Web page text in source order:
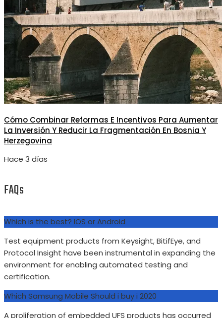
Cómo Combinar Reformas E Incentivos Para Aumentar
La Inversión Y Reducir La Fragmentación En Bosnia Y
Herzegovina
Hace 3 días
FAQs
Which is the best? IOS or Android
Test equipment products from Keysight, BitifEye, and
Protocol Insight have been instrumental in expanding the
environment for enabling automated testing and
certification.
Which Samsung Mobile Should i buy i 2020
A proliferation of embedded UFS products has occurred